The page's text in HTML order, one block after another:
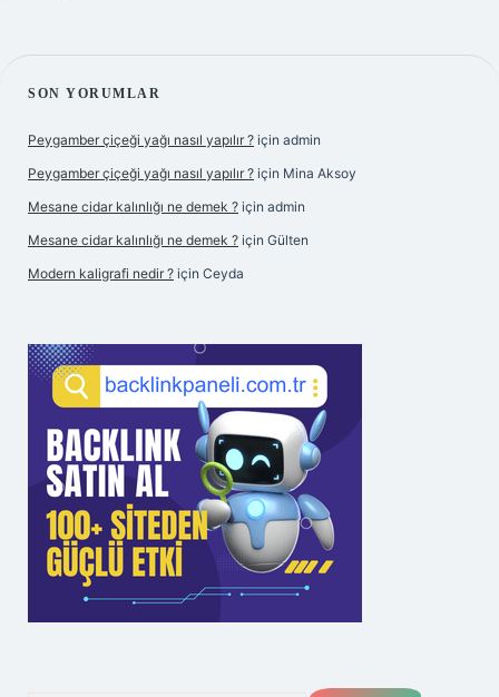
SIDEBAR
SON YORUMLAR
Peygamber çiçeği yağı nasıl yapılır ? için admin
Peygamber çiçeği yağı nasıl yapılır ? için Mina Aksoy
Mesane cidar kalınlığı ne demek ? için admin
Mesane cidar kalınlığı ne demek ? için Gülten
Modern kaligrafi nedir ? için Ceyda